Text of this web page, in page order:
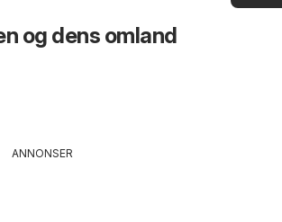
og dens omland
ANNONSER